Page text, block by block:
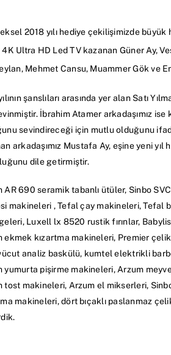
2018 yılı hediye çekilişimizde büyük
4K Ultra HD Led TV kazanan Güner Ay,
Mehmet Cansu, Muammer Gök ve
şanslıları arasında yer alan Satı
İbrahim Atamer arkadaşımız
sevindireceği için mutlu olduğunu
arkadaşımız Mustafa Ay, eşine yeni yıl
dile getirmiştir.
AR 690 seramik tabanlı ütüler, Sinbo
makineleri , Tefal çay makineleri, Tefal
Luxell lx 8520 rustik fırınlar,
ekmek kızartma makineleri, Premier çelik
analiz baskülü, kumtel elektrikli
yumurta pişirme makineleri, Arzum
tost makineleri, Arzum el mikserleri,
makineleri, dört bıçaklı paslanmaz